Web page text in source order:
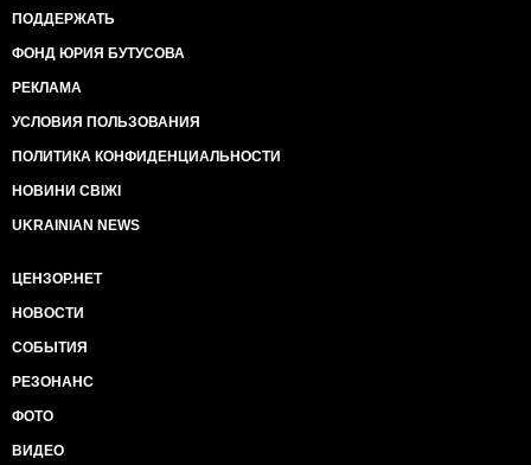
ПОДДЕРЖАТЬ
ФОНД ЮРИЯ БУТУСОВА
РЕКЛАМА
УСЛОВИЯ ПОЛЬЗОВАНИЯ
ПОЛИТИКА КОНФИДЕНЦИАЛЬНОСТИ
НОВИНИ СВІЖІ
UKRAINIAN NEWS
ЦЕНЗОР.НЕТ
НОВОСТИ
СОБЫТИЯ
РЕЗОНАНС
ФОТО
ВИДЕО